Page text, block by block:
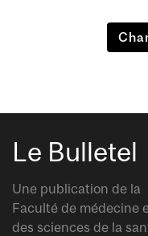
Le Bulletel
Une publication de la
Faculté de médecine
des sciences de la